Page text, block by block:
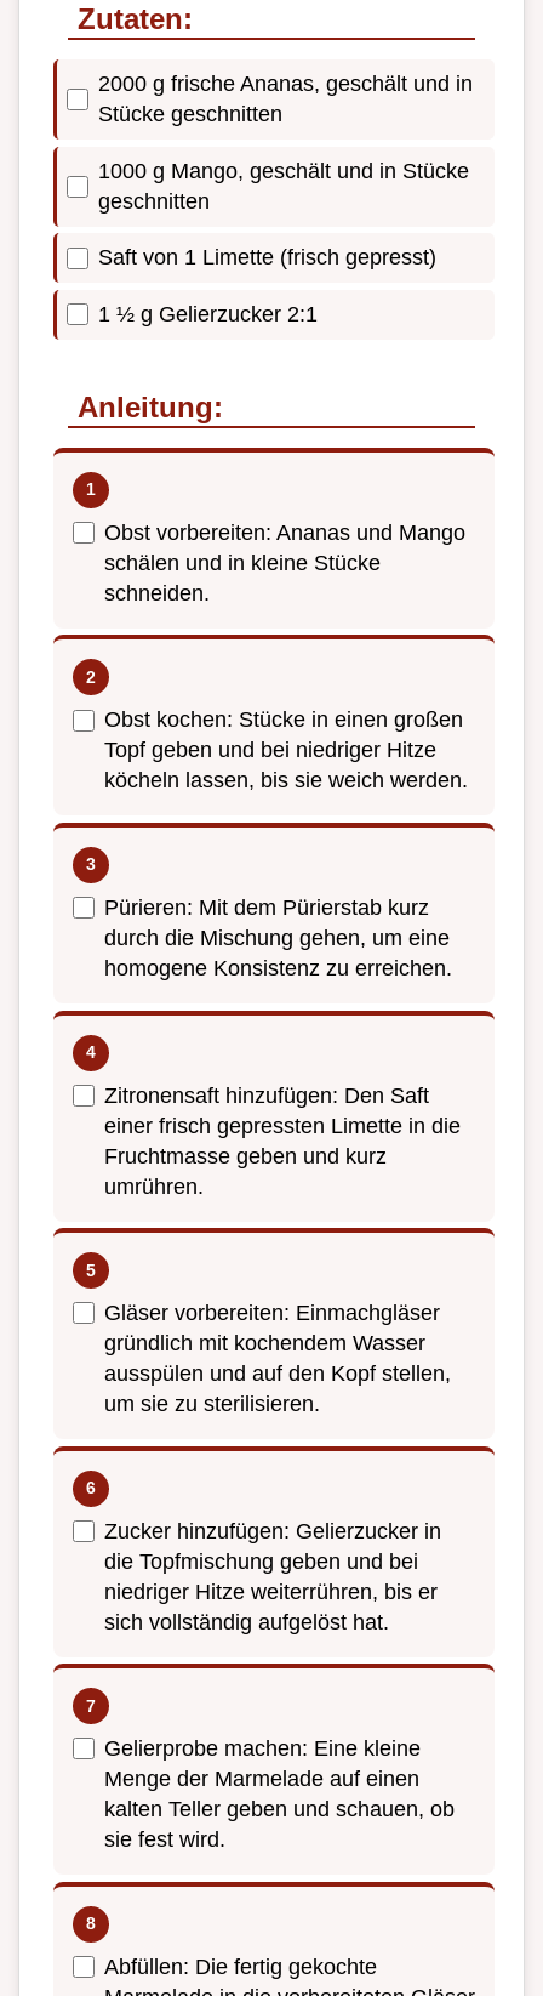
Zutaten:
2000 g frische Ananas, geschält und in
Stücke geschnitten
1000 g Mango, geschält und in Stücke
geschnitten
Saft von 1 Limette (frisch gepresst)
1 ½ g Gelierzucker 2:1
Anleitung:
Obst vorbereiten: Ananas und Mango
schälen und in kleine Stücke
schneiden.
Obst kochen: Stücke in einen großen
Topf geben und bei niedriger Hitze
köcheln lassen, bis sie weich werden.
Pürieren: Mit dem Pürierstab kurz
durch die Mischung gehen, um eine
homogene Konsistenz zu erreichen.
Zitronensaft hinzufügen: Den Saft
einer frisch gepressten Limette in die
Fruchtmasse geben und kurz
umrühren.
Gläser vorbereiten: Einmachgläser
gründlich mit kochendem Wasser
ausspülen und auf den Kopf stellen,
um sie zu sterilisieren.
Zucker hinzufügen: Gelierzucker in
die Topfmischung geben und bei
niedriger Hitze weiterrühren, bis er
sich vollständig aufgelöst hat.
Gelierprobe machen: Eine kleine
Menge der Marmelade auf einen
kalten Teller geben und schauen, ob
sie fest wird.
Abfüllen: Die fertig gekochte